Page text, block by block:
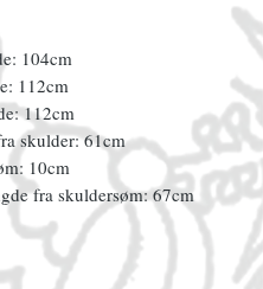
104cm
112cm
112cm
skulder: 61cm
10cm
fra skuldersøm: 67cm